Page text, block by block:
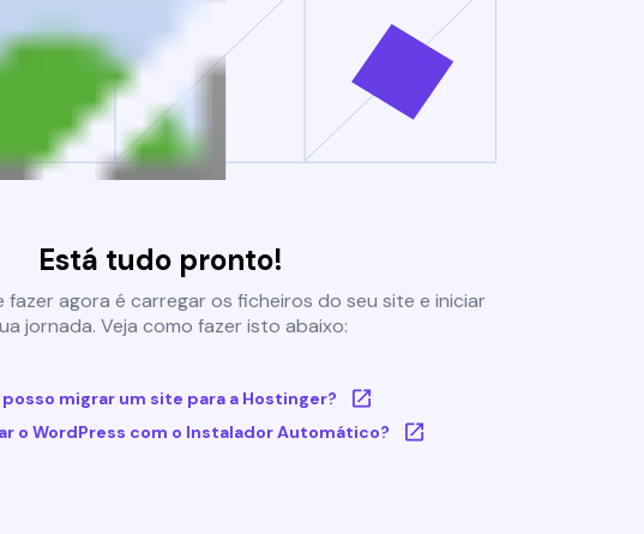
Está tudo pronto!
fazer agora é carregar os ficheiros do seu site e iniciar
jornada. Veja como fazer isto abaixo:
migrar um site para a Hostinger?
o WordPress com o Instalador Automático?